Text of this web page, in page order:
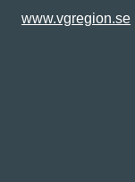
www.vgregion.se